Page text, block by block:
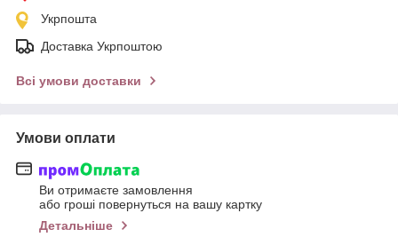
Укрпошта
Доставка Укрпоштою
Всі умови доставки
Умови оплати
Ви отримаєте замовлення
або гроші повернуться на вашу картку
Детальніше